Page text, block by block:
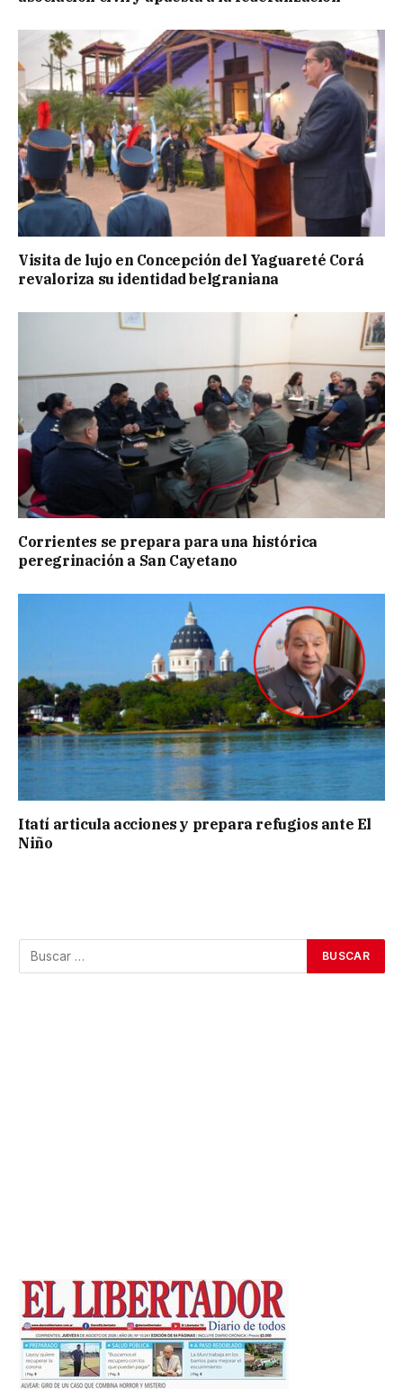
Visita de lujo en Concepción del Yaguareté Corá
revaloriza su identidad belgraniana
Corrientes se prepara para una histórica
peregrinación a San Cayetano
Itatí articula acciones y prepara refugios ante El
Niño